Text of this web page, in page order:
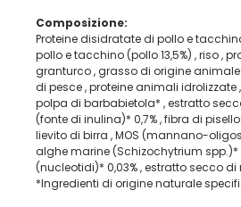
Composizione:
Proteine disidratate di pollo e
pollo e tacchino (pollo 13,5%) , riso ,
granturco , grasso di origine
di pesce , proteine animali idrolizzate
polpa di barbabietola* , estratto
(fonte di inulina)* 0,7% , fibra di
lievito di birra , MOS (mannano-
alghe marine (Schizochytrium spp.)*
(nucleotidi)* 0,03% , estratto secco di
*Ingredienti di origine naturale